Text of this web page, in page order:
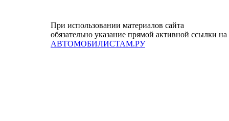
При использовании материалов сайта
обязательно указание прямой активной ссылки на
АВТОМОБИЛИСТАМ.РУ